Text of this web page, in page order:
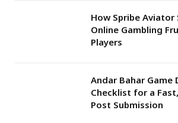
How Spribe Aviator
Online Gambling
Players
Andar Bahar Game
Checklist for a
Post Submission